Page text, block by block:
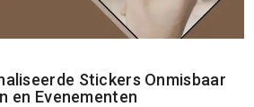
Stickers Onmisbaar
en Evenementen